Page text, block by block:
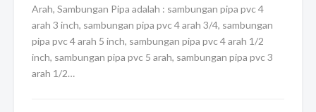
Arah, Sambungan Pipa adalah : sambungan pipa pvc 4
arah 3 inch, sambungan pipa pvc 4 arah 3/4, sambungan
pipa pvc 4 arah 5 inch, sambungan pipa pvc 4 arah 1/2
inch, sambungan pipa pvc 5 arah, sambungan pipa pvc 3
arah 1/2…